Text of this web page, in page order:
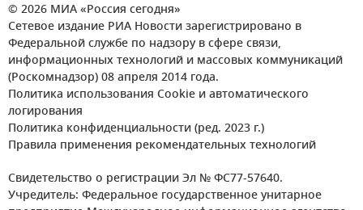
© 2026 МИА «Россия сегодня»
Сетевое издание РИА Новости зарегистрировано в
Федеральной службе по надзору в сфере связи,
информационных технологий и массовых коммуникаций
(Роскомнадзор) 08 апреля 2014 года.
Политика использования Cookie и автоматического
логирования
Политика конфиденциальности (ред. 2023 г.)
Правила применения рекомендательных технологий
Свидетельство о регистрации Эл № ФС77-57640.
Учредитель: Федеральное государственное унитарное